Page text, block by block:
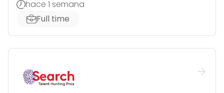
hace 1 semana
Full time